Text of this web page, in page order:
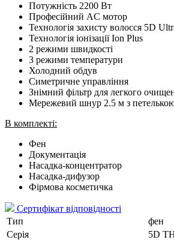
Потужність 2200 Вт
Професійний AC мотор
Технологія захисту волосся 5D
Технологія іонізації Ion Plus
2 режими швидкості
3 режими температури
Холодний обдув
Симетричне управління
Знімний фільтр для легкого
Мережевий шнур 2.5 м з
В комплекті:
Фен
Документація
Насадка-концентратор
Насадка-дифузор
Фірмова косметичка
Сертифікат відповідності
Тип
фен
Серія
5D